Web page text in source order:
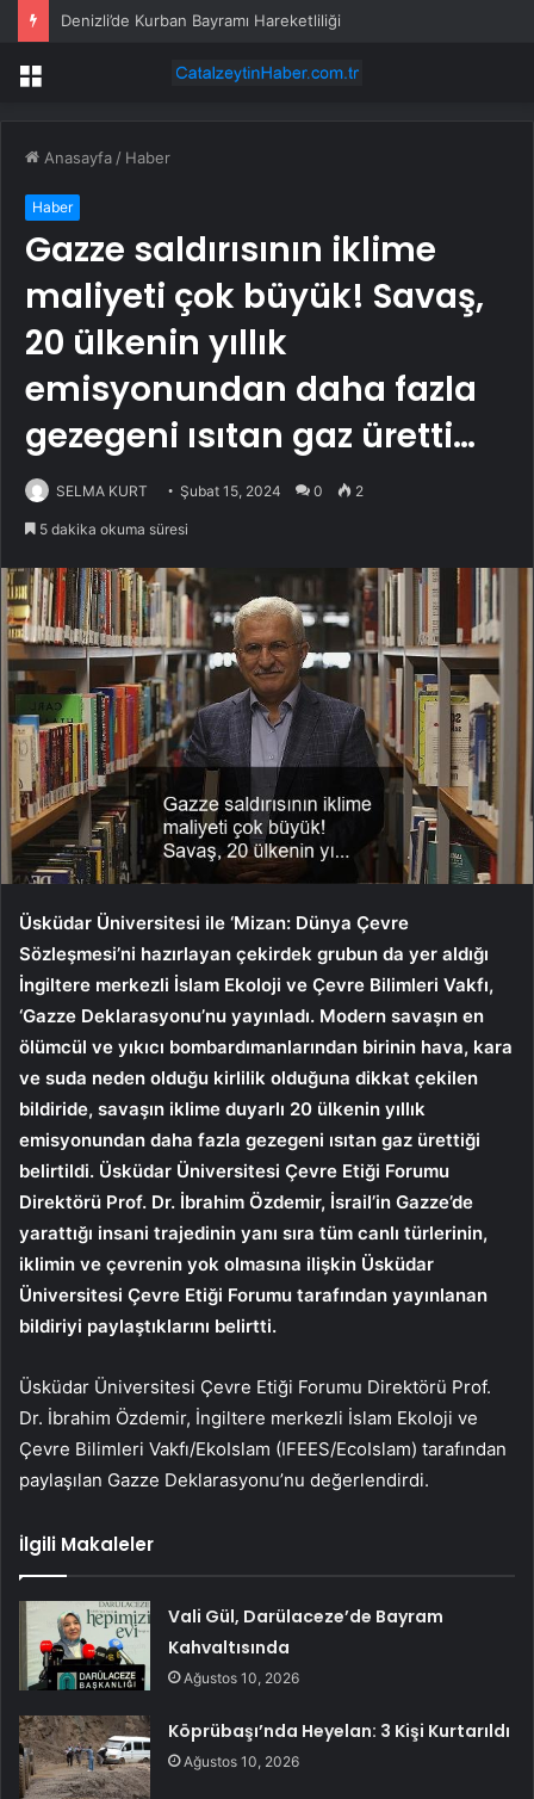
Denizli’de Kurban Bayramı Hareketliliği
Menü
Anasayfa / Haber
Haber
Gazze saldırısının iklime
maliyeti çok büyük! Savaş,
20 ülkenin yıllık
emisyonundan daha fazla
gezegeni ısıtan gaz üretti…
SELMA KURT Şubat 15, 2024 0 2
5 dakika okuma süresi
Üsküdar Üniversitesi ile ‘Mizan: Dünya Çevre
Sözleşmesi’ni hazırlayan çekirdek grubun da yer aldığı
İngiltere merkezli İslam Ekoloji ve Çevre Bilimleri Vakfı,
‘Gazze Deklarasyonu’nu yayınladı. Modern savaşın en
ölümcül ve yıkıcı bombardımanlarından birinin hava, kara
ve suda neden olduğu kirlilik olduğuna dikkat çekilen
bildiride, savaşın iklime duyarlı 20 ülkenin yıllık
emisyonundan daha fazla gezegeni ısıtan gaz ürettiği
belirtildi. Üsküdar Üniversitesi Çevre Etiği Forumu
Direktörü Prof. Dr. İbrahim Özdemir, İsrail’in Gazze’de
yarattığı insani trajedinin yanı sıra tüm canlı türlerinin,
iklimin ve çevrenin yok olmasına ilişkin Üsküdar
Üniversitesi Çevre Etiği Forumu tarafından yayınlanan
bildiriyi paylaştıklarını belirtti.
Üsküdar Üniversitesi Çevre Etiği Forumu Direktörü Prof.
Dr. İbrahim Özdemir, İngiltere merkezli İslam Ekoloji ve
Çevre Bilimleri Vakfı/EkoIslam (IFEES/EcoIslam) tarafından
paylaşılan Gazze Deklarasyonu’nu değerlendirdi.
İlgili Makaleler
Vali Gül, Darülaceze’de Bayram
Kahvaltısında
Ağustos 10, 2026
Köprübaşı’nda Heyelan: 3 Kişi Kurtarıldı
Ağustos 10, 2026